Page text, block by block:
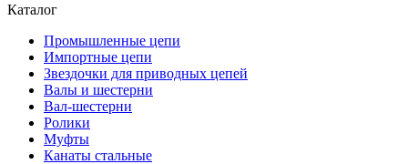
Каталог
Промышленные цепи
Импортные цепи
Звездочки для приводных цепей
Валы и шестерни
Вал-шестерни
Ролики
Муфты
Канаты стальные